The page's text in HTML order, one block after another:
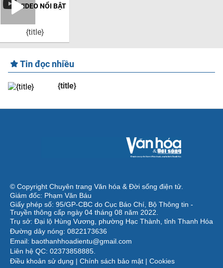
VIDEO NỔI BẬT
{title}
Tin đọc nhiều
{title}
© Copyright Chuyên trang Văn hóa & Đời sống điện tử.
Giám đốc: Phạm Văn Báu
Giấy phép số: 95/GP-CBC do Cục Báo Chí, Bộ Thông tin -
Truyền thông cấp ngày 04 tháng 08 năm 2022.
Trụ sở: Đại lộ Hùng Vương, phường Hạc Thành, tỉnh Thanh Hóa
Đường dây nóng: 0822173636
Email: baothanhhoadientu@gmail.com
Liên hệ QC: 02373858885.
Điều khoản sử dụng | Chính sách bảo mật | Cookies